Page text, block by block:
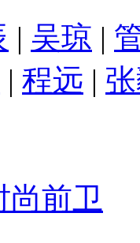
| 吴琼 |
| 程远 |
前卫